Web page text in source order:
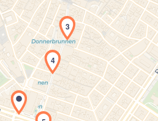
Laden der Karte...
3
4